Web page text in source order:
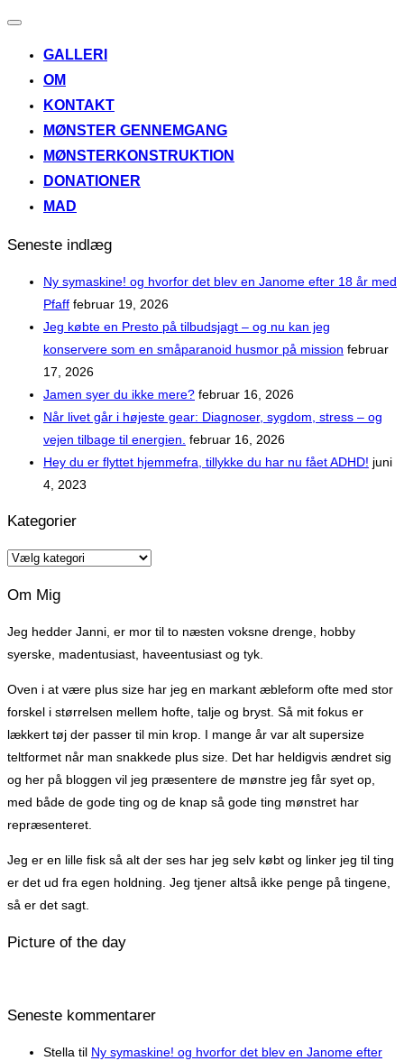
Slå
til/fra
GALLERI
OM
KONTAKT
MØNSTER GENNEMGANG
MØNSTERKONSTRUKTION
DONATIONER
MAD
Seneste indlæg
Ny symaskine! og hvorfor det blev en Janome efter 18 år med
Pfaff februar 19, 2026
Jeg købte en Presto på tilbudsjagt – og nu kan jeg
konservere som en småparanoid husmor på mission februar
17, 2026
Jamen syer du ikke mere? februar 16, 2026
Når livet går i højeste gear: Diagnoser, sygdom, stress – og
vejen tilbage til energien. februar 16, 2026
Hey du er flyttet hjemmefra, tillykke du har nu fået ADHD! juni
4, 2023
Kategorier
Kategorier
Om Mig
Jeg hedder Janni, er mor til to næsten voksne drenge, hobby
syerske, madentusiast, haveentusiast og tyk.
Oven i at være plus size har jeg en markant æbleform ofte med stor
forskel i størrelsen mellem hofte, talje og bryst. Så mit fokus er
lækkert tøj der passer til min krop. I mange år var alt supersize
teltformet når man snakkede plus size. Det har heldigvis ændret sig
og her på bloggen vil jeg præsentere de mønstre jeg får syet op,
med både de gode ting og de knap så gode ting mønstret har
repræsenteret.
Jeg er en lille fisk så alt der ses har jeg selv købt og linker jeg til ting
er det ud fra egen holdning. Jeg tjener altså ikke penge på tingene,
så er det sagt.
Picture of the day
Seneste kommentarer
Stella til Ny symaskine! og hvorfor det blev en Janome efter